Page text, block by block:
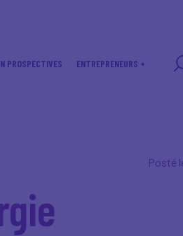
PROSPECTIVES ENTREPRENEURS +
Posté